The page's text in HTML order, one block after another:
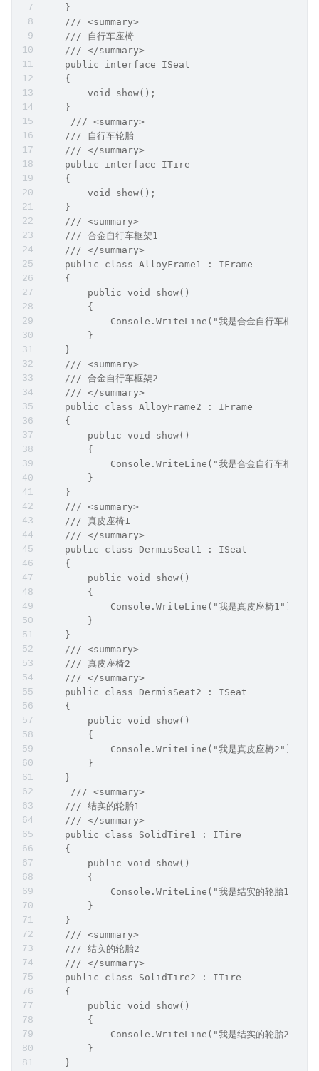
    }
    /// <summary>
    /// 自行车座椅
    /// </summary>
    public interface ISeat
    {
        void show();
    }
     /// <summary>
    /// 自行车轮胎
    /// </summary>
    public interface ITire
    {
        void show();
    }
    /// <summary>
    /// 合金自行车框架1
    /// </summary>
    public class AlloyFrame1 : IFrame
    {
        public void show()
        {
Console.WriteLine("我是合金自行车框架
        }
    }
    /// <summary>
    /// 合金自行车框架2
    /// </summary>
    public class AlloyFrame2 : IFrame
    {
        public void show()
        {
Console.WriteLine("我是合金自行车框架
        }
    }
    /// <summary>
    /// 真皮座椅1
    /// </summary>
    public class DermisSeat1 : ISeat
    {
        public void show()
        {
            Console.WriteLine("我是真皮座椅1");
        }
    }
    /// <summary>
    /// 真皮座椅2
    /// </summary>
    public class DermisSeat2 : ISeat
    {
        public void show()
        {
            Console.WriteLine("我是真皮座椅2");
        }
    }
     /// <summary>
    /// 结实的轮胎1
    /// </summary>
    public class SolidTire1 : ITire
    {
        public void show()
        {
            Console.WriteLine("我是结实的轮胎1");
        }
    }
    /// <summary>
    /// 结实的轮胎2
    /// </summary>
    public class SolidTire2 : ITire
    {
        public void show()
        {
            Console.WriteLine("我是结实的轮胎2");
        }
    }